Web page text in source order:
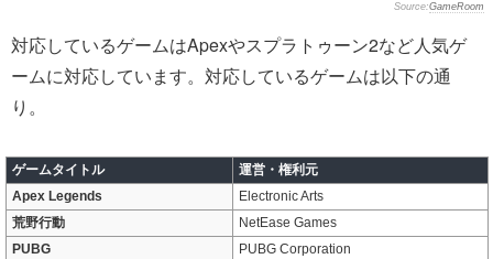
GameRoom
対応しているゲームはApexやスプラトゥーン2など人気ゲ
ームに対応しています。対応しているゲームは以下の通
り。
ゲームタイトル
運営・権利元
Apex Legends
Electronic Arts
荒野行動
NetEase Games
PUBG
PUBG Corporation